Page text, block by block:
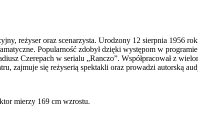
reżyser oraz scenarzysta. Urodzony 12 sierpnia 1956
Popularność zdobył dzięki występom w
Czerepach w serialu „Ranczo”. Współpracował z
zajmuje się reżyserią spektakli oraz prowadzi autorską
mierzy 169 cm wzrostu.